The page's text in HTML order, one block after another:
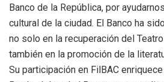
Banco de la República, por
cultural de la ciudad. El Banco ha
no solo en la recuperación del
también en la promoción de la
Su participación en FilBAC